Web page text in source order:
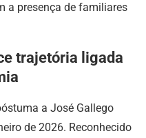
a presença de familiares
trajetória ligada
a José Gallego
de 2026. Reconhecido